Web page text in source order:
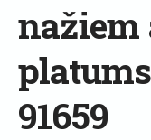
nažiem
91659